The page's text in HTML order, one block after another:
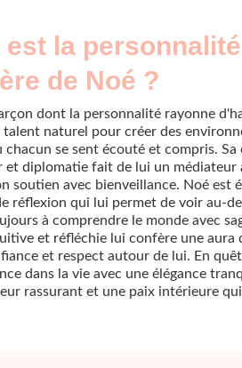
est la
de Noé ?
dont la personnalité rayonne
talent naturel pour créer des
chacun se sent écouté et compris. Sa
et diplomatie fait de lui un
soutien avec bienveillance. Noé est
réflexion qui lui permet de voir au-
à comprendre le monde avec
et réfléchie lui confère une aura
et respect autour de lui. En
dans la vie avec une élégance
rassurant et une paix intérieure